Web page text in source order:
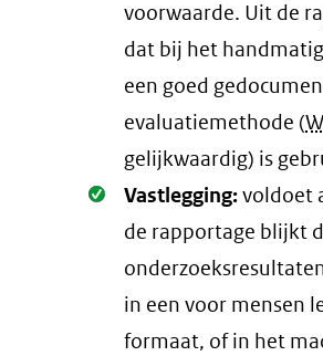
voorwaarde. Uit de
dat bij het
een goed
evaluatiemethode (
gelijkwaardig) is
Oké.
Vastlegging:voldoet
de rapportage blijkt
in een voor mensen
formaat, of in het